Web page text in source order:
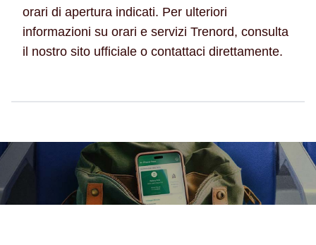
orari di apertura indicati. Per ulteriori
informazioni su orari e servizi Trenord, consulta
il nostro sito ufficiale o contattaci direttamente.